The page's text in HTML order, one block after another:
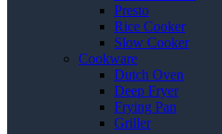
Presto
Rice Cooker
Slow Cooker
Cookware
Dutch Oven
Deep Fryer
Frying Pan
Griller